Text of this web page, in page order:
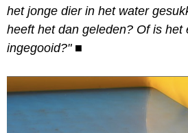
het jonge dier in het water
heeft het dan geleden? Of is het
ingegooid?" ■